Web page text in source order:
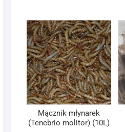
Mącznik młynarek
(Tenebrio molitor) (10L)